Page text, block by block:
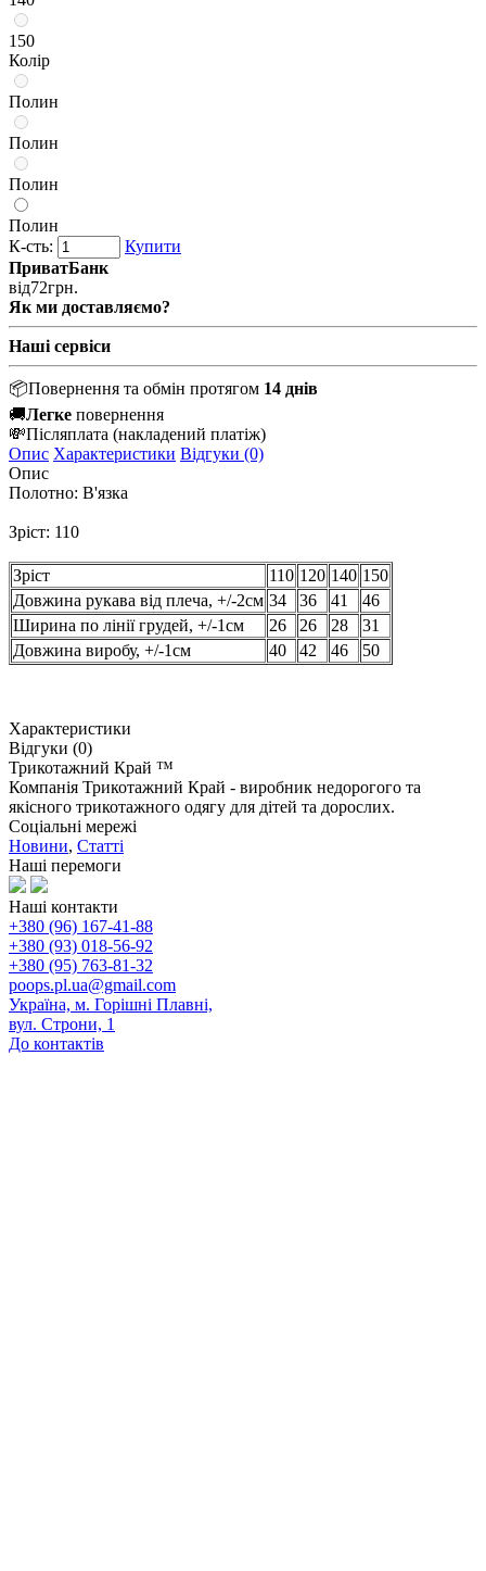
150
Колір
Полин
Полин
Полин
Полин
К-сть:
Купити
ПриватБанк
від72грн.
Як ми доставляємо?
Наші сервіси
📦Повернення та обмін протягом 14 днів
🚚Легке повернення
💸Післяплата (накладений платіж)
Опис Характеристики Відгуки (0)
Опис
Полотно: В'язка
Зріст: 110
Зріст 110 120 140 150
Довжина рукава від плеча, +/-2см 34 36 41
46
Ширина по лінії грудей, +/-1см
26 26 28
31
Довжина виробу, +/-1см
40 42 46 50
Характеристики
Відгуки (0)
Трикотажний Край ™
Компанія Трикотажний Край - виробник недорогого та
якісного трикотажного одягу для дітей та дорослих.
Соціальні мережі
Новини, Статті
Наші перемоги
Наші контакти
+380 (96) 167-41-88
+380 (93) 018-56-92
+380 (95) 763-81-32
poops.pl.ua@gmail.com
Україна, м. Горішні Плавні,
вул. Строни, 1
До контактів